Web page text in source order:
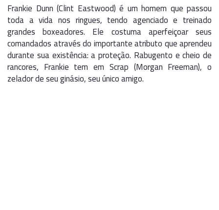
Frankie Dunn (Clint Eastwood) é um homem que passou
toda a vida nos ringues, tendo agenciado e treinado
grandes boxeadores. Ele costuma aperfeiçoar seus
comandados através do importante atributo que aprendeu
durante sua existência: a proteção. Rabugento e cheio de
rancores, Frankie tem em Scrap (Morgan Freeman), o
zelador de seu ginásio, seu único amigo.